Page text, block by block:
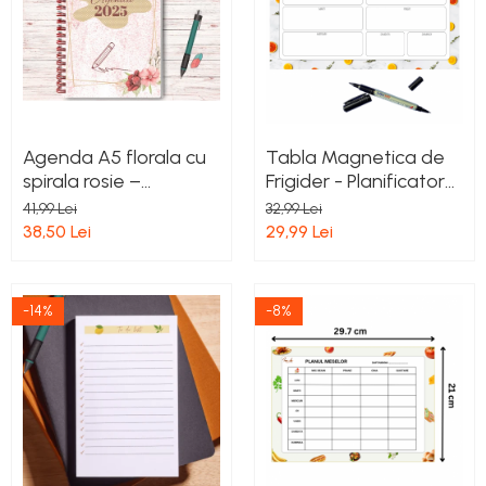
Agenda A5 florala cu
spirala rosie –
Handmade, 60 file,
interior color, coperti
41,99 Lei
38,50 Lei
Tabla Magnetica de
Frigider - Planificator
Saptamanal
Reutilizabil cu Marker
Simplificata, Oricand
la Indemana
32,99 Lei
29,99 Lei
-14% -8%